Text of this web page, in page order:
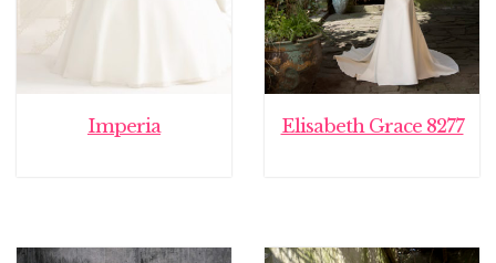
Imperia Elisabeth Grace 8277